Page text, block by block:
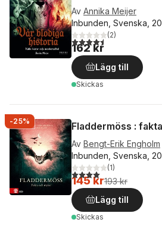
Av Annika Meijer
Inbunden, Svenska,
4,5utav 5 stjärnor.
(2)
162 kr
Lägg till
Skickas
-25% Fladdermöss :
Av Bengt-Erik Engholm
Inbunden, Svenska,
4,0utav 5 stjärnor.
(1)
145 kr193 kr
Lägg till
Skickas